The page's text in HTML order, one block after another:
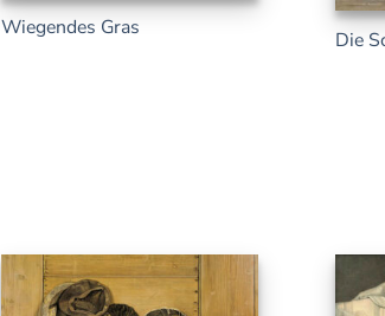
Wiegendes Gras Die